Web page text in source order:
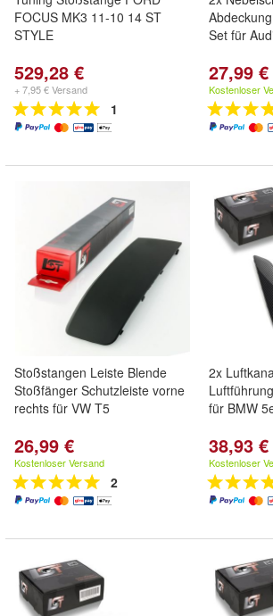
FOCUS MK3 11-10 14 ST
STYLE
529,28 €
+ 7,95 € Versand
1
Set für
27,99 €
Kostenloser
Stoßstangen Leiste Blende
Stoßfänger Schutzleiste vorne
rechts für VW T5
26,99 €
Kostenloser Versand
2
2x
für BMW
38,93 €
Kostenloser